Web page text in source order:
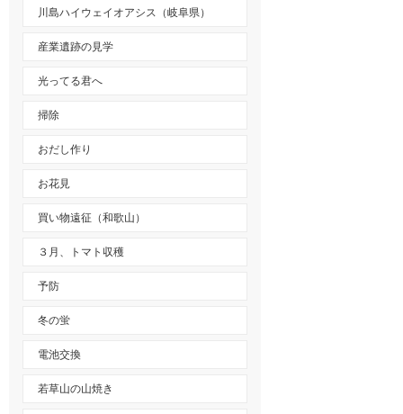
川島ハイウェイオアシス（岐阜県）
産業遺跡の見学
光ってる君へ
掃除
おだし作り
お花見
買い物遠征（和歌山）
３月、トマト収穫
予防
冬の蛍
電池交換
若草山の山焼き